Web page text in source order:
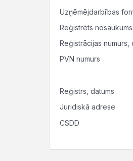
Uzņēmējdarbības
Reģistrēts nosaukums
Reģistrācijas numurs,
PVN numurs
Reģistrs, datums
Juridiskā adrese
CSDD